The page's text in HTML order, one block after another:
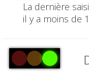
La dernière
il y a moins de